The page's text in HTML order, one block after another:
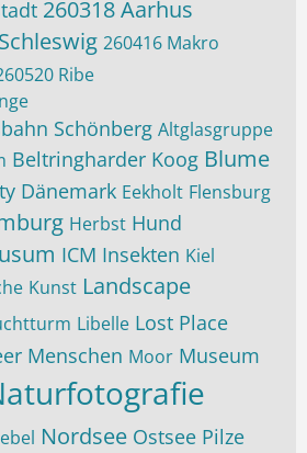
260318 Aarhus
260416 Makro
Ribe
Schönberg Altglasgruppe
Beltringharder Koog Blume
Dänemark Eekholt Flensburg
Herbst Hund
ICM Insekten Kiel
Kunst Landscape
Libelle Lost Place
Menschen Moor Museum
Nordsee Ostsee Pilze